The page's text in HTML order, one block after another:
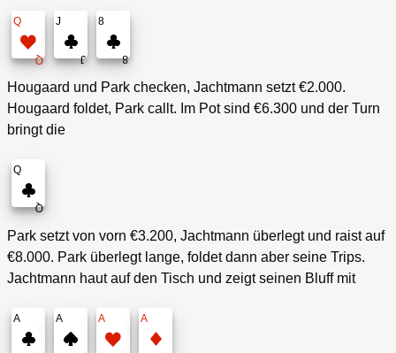
Q
Q
J
J
8
8
Hougaard und Park checken, Jachtmann setzt €2.000.
Hougaard foldet, Park callt. Im Pot sind €6.300 und der Turn
bringt die
Q
Q
Park setzt von vorn €3.200, Jachtmann überlegt und raist auf
€8.000. Park überlegt lange, foldet dann aber seine Trips.
Jachtmann haut auf den Tisch und zeigt seinen Bluff mit
A A A A